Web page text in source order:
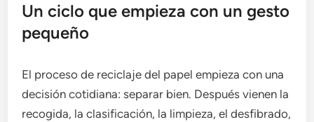
Un ciclo que empieza con un gesto
pequeño
El proceso de reciclaje del papel empieza con una
decisión cotidiana: separar bien. Después vienen la
recogida, la clasificación, la limpieza, el desfibrado,